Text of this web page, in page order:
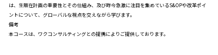
は、生販在計画の重要性とその仕組み、及び昨今急激に注目を集めているS&OPや改革ポイ
ントについて、グローバルな視点を交えながら学びます。
備考
本コースは、ワクコンサルティングとの提携によりご提供しております。